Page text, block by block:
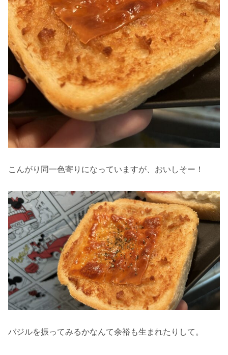
こんがり同一色寄りになっていますが、おいしそー！
バジルを振ってみるかなんて余裕も生まれたりして。